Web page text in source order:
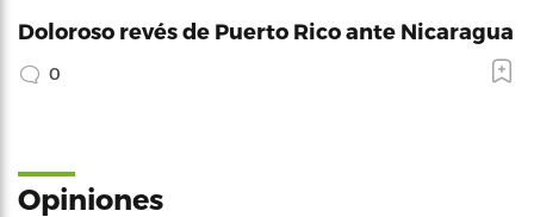
Doloroso revés de Puerto Rico ante Nicaragua
0
Opiniones